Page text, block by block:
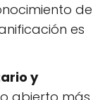
de
es
y